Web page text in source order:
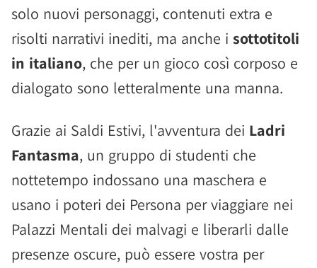
solo nuovi personaggi, contenuti extra e
risolti narrativi inediti, ma anche i sottotitoli
in italiano, che per un gioco così corposo e
dialogato sono letteralmente una manna.
Grazie ai Saldi Estivi, l'avventura dei Ladri
Fantasma, un gruppo di studenti che
nottetempo indossano una maschera e
usano i poteri dei Persona per viaggiare nei
Palazzi Mentali dei malvagi e liberarli dalle
presenze oscure, può essere vostra per